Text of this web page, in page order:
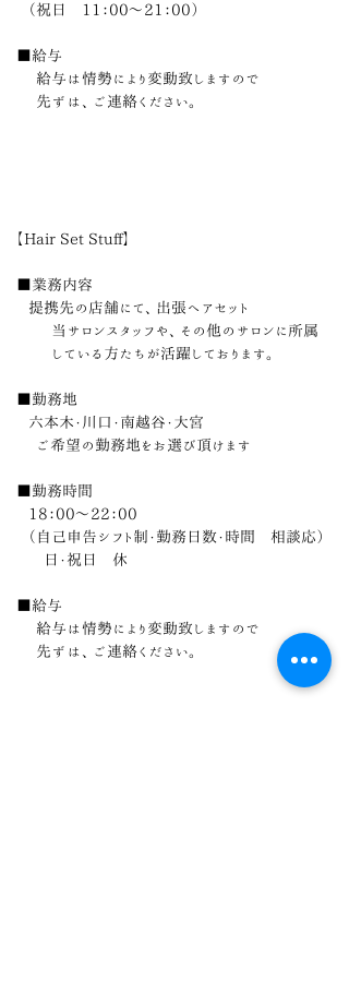
（祝日 11：00〜21：00）
■給与
給与は情勢により変動致しますので
​ 先ずは、ご連絡ください。
【Hair Set Stuff】
■業務内容
提携先の店舗にて、出張ヘアセット
当サロンスタッフや、その他のサロンに所属
している方たちが活躍しております。
■勤務地
六本木・川口・南越谷・大宮
ご希望の勤務地をお選び頂けます
■勤務時間
18：00〜22：00
（自己申告シフト制・勤務日数・時間 相談応）
日・祝日 休
■給与
給与は情勢により変動致しますので
​ 先ずは、ご連絡ください。